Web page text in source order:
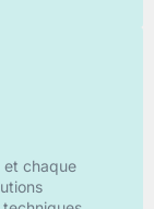
et chaque